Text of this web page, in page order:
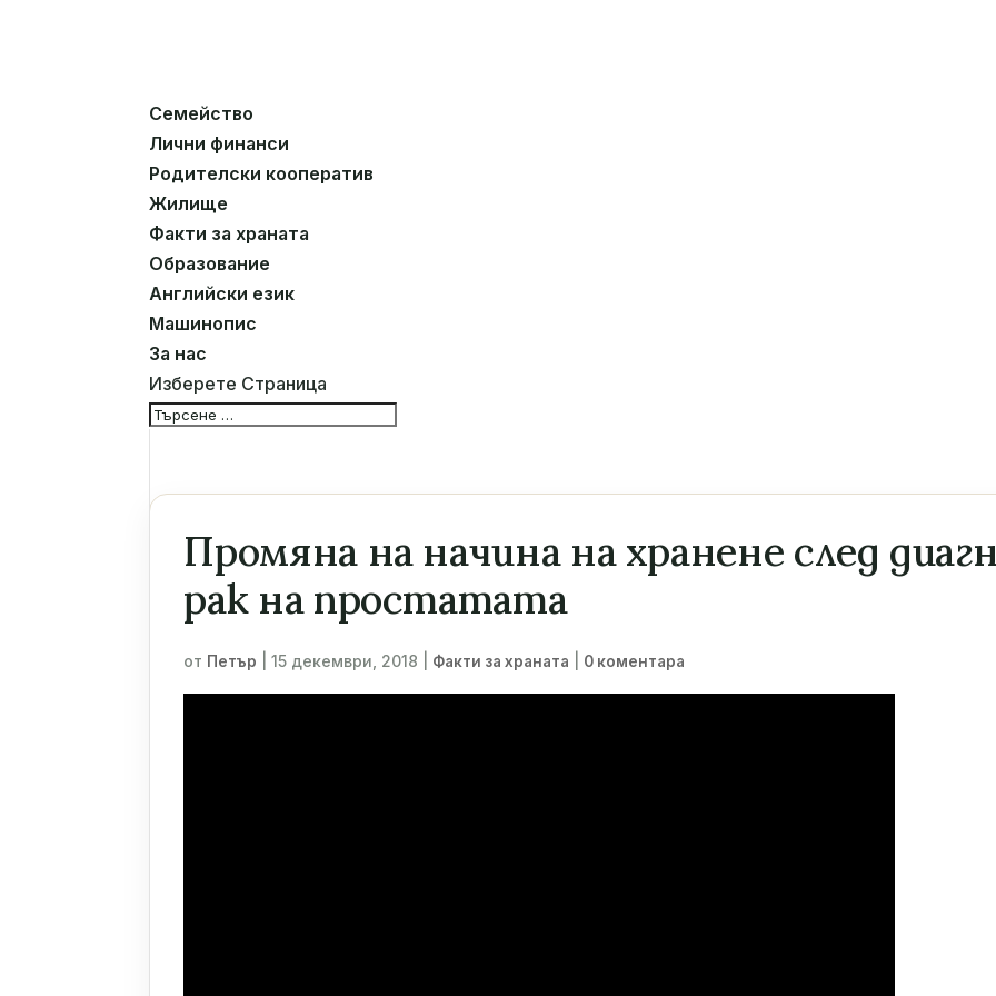
Семейство
Лични финанси
Родителски кооператив
Жилище
Факти за храната
Образование
Английски език
Машинопис
За нас
Изберете Страница
Промяна на начина на хранене след
рак на простатата
от Петър |15 декември, 2018 Факти за храната 0 коментара